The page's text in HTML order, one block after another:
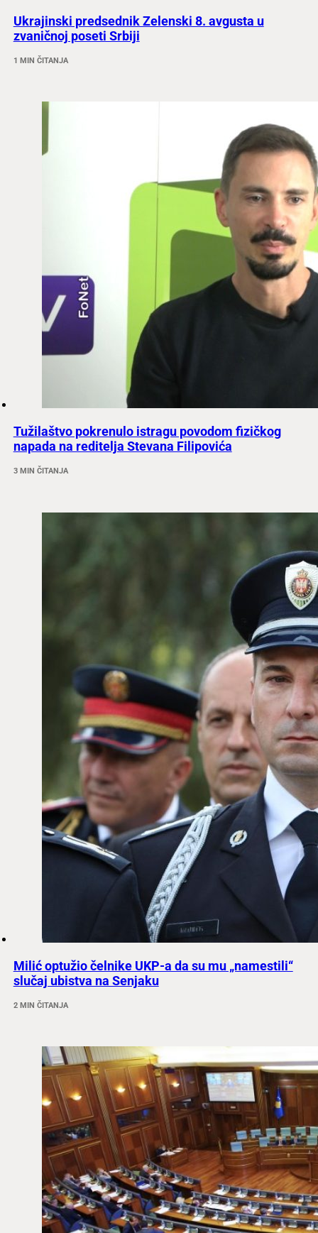
Ukrajinski predsednik Zelenski 8. avgusta u
zvaničnoj poseti Srbiji
1 MIN ČITANJA
Tužilaštvo pokrenulo istragu povodom fizičkog
napada na reditelja Stevana Filipovića
3 MIN ČITANJA
Milić optužio čelnike UKP-a da su mu „namestili“
slučaj ubistva na Senjaku
2 MIN ČITANJA